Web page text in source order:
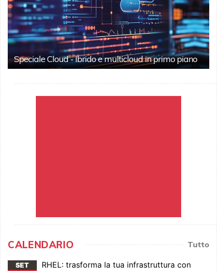
Speciale Cloud - Ibrido e multicloud in primo piano
CALENDARIO Tutto
SET
RHEL: trasforma la tua infrastruttura con